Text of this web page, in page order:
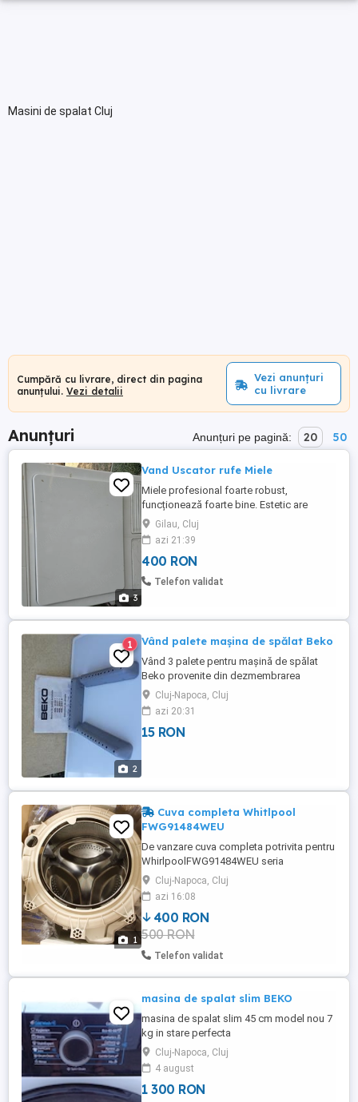
Masini de spalat Cluj
Cumpără cu livrare, direct din pagina
anunțului. Vezi detalii
Vezi anunțuri
cu livrare
Anunțuri Anunțuri pe pagină: 20 50
3
Vand Uscator rufe Miele
Miele profesional foarte robust,
funcționează foarte bine. Estetic are
zgârieturi si urme de utilizare normale.
Gilau, Cluj
azi 21:39
400 RON
Telefon validat
2
1 Vând palete mașina de spălat Beko
Vând 3 palete pentru mașină de spălat
Beko provenite din dezmembrarea
acesteia.Pret 15 ron bucată.
Cluj-Napoca, Cluj
azi 20:31
15 RON
1
Cuva completa Whitlpool
FWG91484WEU
De vanzare cuva completa potrivita pentru
WhirlpoolFWG91484WEU seria
859242610011 Turatia 1600, 62 l , cod
piesa 481011107487 C00508734
Cluj-Napoca, Cluj
azi 16:08
400 RON
500 RON
Telefon validat
masina de spalat slim BEKO
masina de spalat slim 45 cm model nou 7
kg in stare perfecta
Cluj-Napoca, Cluj
4 august
1 300 RON